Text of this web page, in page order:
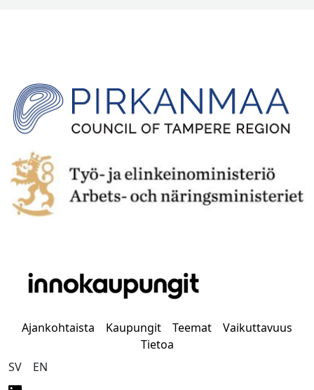
Ajankohtaista Kaupungit Teemat
Vaikuttavuus
Tietoa
SV
EN